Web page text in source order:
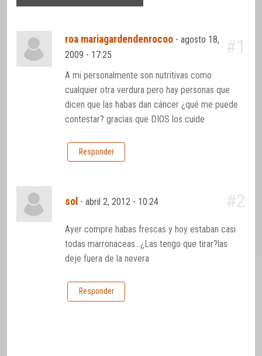
roa mariagardendenrocoo -agosto 18,
2009 - 17:25
#1
A mi personalmente son nutritivas como
cualquier otra verdura pero hay personas que
dicen que las habas dan cáncer ¿qué me puede
contestar? gracias que DIOS los cuide
Responder
sol -abril 2, 2012 - 10:24 #2
Ayer compre habas frescas y hoy estaban casi
todas marronaceas…¿Las tengo que tirar?las
deje fuera de la nevera
Responder